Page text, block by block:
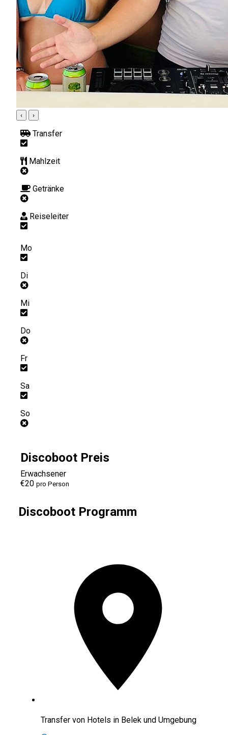
‹ ›
Transfer
Mahlzeit
Getränke
Reiseleiter
Mo
Di
Mi
Do
Fr
Sa
So
Discoboot Preis
Erwachsener
€20 pro Person
Discoboot Programm
Transfer von Hotels in Belek und Umgebung